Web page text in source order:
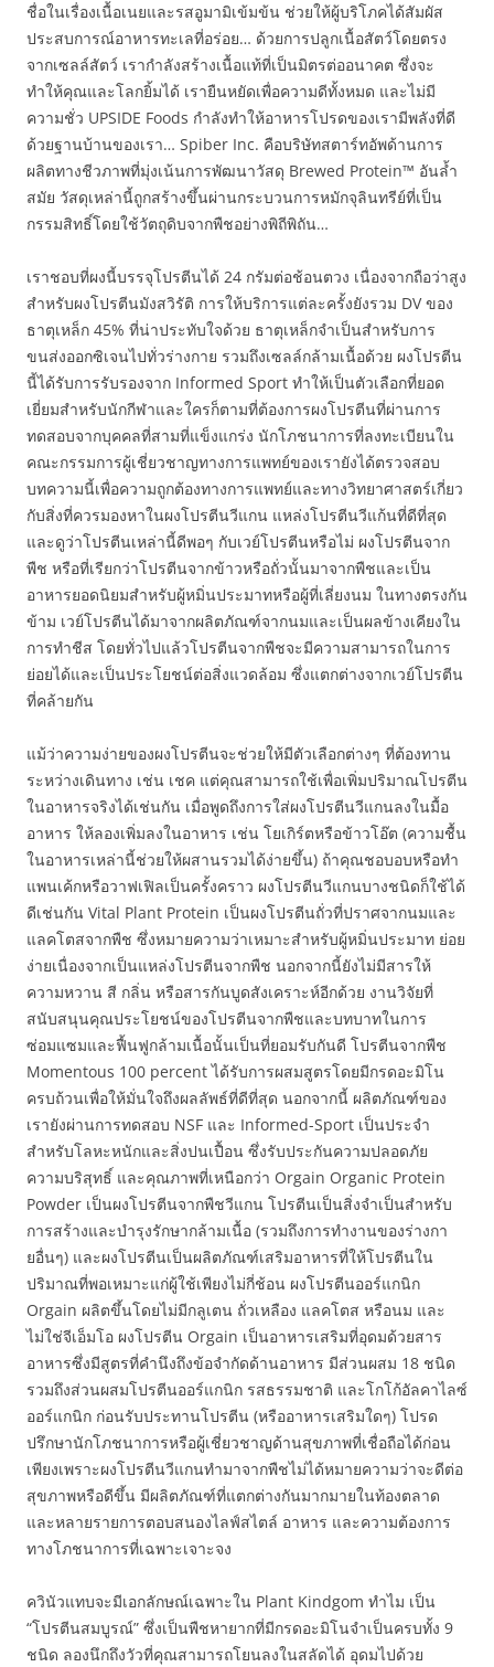
ชื่อในเรื่องเนื้อเนยและรสอูมามิเข้มข้น ช่วยให้ผู้บริโภคได้สัมผัส
ประสบการณ์อาหารทะเลที่อร่อย… ด้วยการปลูกเนื้อสัตว์โดยตรง
จากเซลล์สัตว์ เรากำลังสร้างเนื้อแท้ที่เป็นมิตรต่ออนาคต ซึ่งจะ
ทำให้คุณและโลกยิ้มได้ เรายืนหยัดเพื่อความดีทั้งหมด และไม่มี
ความชั่ว UPSIDE Foods กำลังทำให้อาหารโปรดของเรามีพลังที่ดี
ด้วยฐานบ้านของเรา… Spiber Inc. คือบริษัทสตาร์ทอัพด้านการ
ผลิตทางชีวภาพที่มุ่งเน้นการพัฒนาวัสดุ Brewed Protein™ อันล้ำ
สมัย วัสดุเหล่านี้ถูกสร้างขึ้นผ่านกระบวนการหมักจุลินทรีย์ที่เป็น
กรรมสิทธิ์โดยใช้วัตถุดิบจากพืชอย่างพิถีพิถัน…
เราชอบที่ผงนี้บรรจุโปรตีนได้ 24 กรัมต่อช้อนตวง เนื่องจากถือว่าสูง
สำหรับผงโปรตีนมังสวิรัติ การให้บริการแต่ละครั้งยังรวม DV ของ
ธาตุเหล็ก 45% ที่น่าประทับใจด้วย ธาตุเหล็กจำเป็นสำหรับการ
ขนส่งออกซิเจนไปทั่วร่างกาย รวมถึงเซลล์กล้ามเนื้อด้วย ผงโปรตีน
นี้ได้รับการรับรองจาก Informed Sport ทำให้เป็นตัวเลือกที่ยอด
เยี่ยมสำหรับนักกีฬาและใครก็ตามที่ต้องการผงโปรตีนที่ผ่านการ
ทดสอบจากบุคคลที่สามที่แข็งแกร่ง นักโภชนาการที่ลงทะเบียนใน
คณะกรรมการผู้เชี่ยวชาญทางการแพทย์ของเรายังได้ตรวจสอบ
บทความนี้เพื่อความถูกต้องทางการแพทย์และทางวิทยาศาสตร์เกี่ยว
กับสิ่งที่ควรมองหาในผงโปรตีนวีแกน แหล่งโปรตีนวีแก้นที่ดีที่สุด
และดูว่าโปรตีนเหล่านี้ดีพอๆ กับเวย์โปรตีนหรือไม่ ผงโปรตีนจาก
พืช หรือที่เรียกว่าโปรตีนจากข้าวหรือถั่วนั้นมาจากพืชและเป็น
อาหารยอดนิยมสำหรับผู้หมิ่นประมาทหรือผู้ที่เลี่ยงนม ในทางตรงกัน
ข้าม เวย์โปรตีนได้มาจากผลิตภัณฑ์จากนมและเป็นผลข้างเคียงใน
การทำชีส โดยทั่วไปแล้วโปรตีนจากพืชจะมีความสามารถในการ
ย่อยได้และเป็นประโยชน์ต่อสิ่งแวดล้อม ซึ่งแตกต่างจากเวย์โปรตีน
ที่คล้ายกัน
แม้ว่าความง่ายของผงโปรตีนจะช่วยให้มีตัวเลือกต่างๆ ที่ต้องทาน
ระหว่างเดินทาง เช่น เชค แต่คุณสามารถใช้เพื่อเพิ่มปริมาณโปรตีน
ในอาหารจริงได้เช่นกัน เมื่อพูดถึงการใส่ผงโปรตีนวีแกนลงในมื้อ
อาหาร ให้ลองเพิ่มลงในอาหาร เช่น โยเกิร์ตหรือข้าวโอ๊ต (ความชื้น
ในอาหารเหล่านี้ช่วยให้ผสานรวมได้ง่ายขึ้น) ถ้าคุณชอบอบหรือทำ
แพนเค้กหรือวาฟเฟิลเป็นครั้งคราว ผงโปรตีนวีแกนบางชนิดก็ใช้ได้
ดีเช่นกัน Vital Plant Protein เป็นผงโปรตีนถั่วที่ปราศจากนมและ
แลคโตสจากพืช ซึ่งหมายความว่าเหมาะสำหรับผู้หมิ่นประมาท ย่อย
ง่ายเนื่องจากเป็นแหล่งโปรตีนจากพืช นอกจากนี้ยังไม่มีสารให้
ความหวาน สี กลิ่น หรือสารกันบูดสังเคราะห์อีกด้วย งานวิจัยที่
สนับสนุนคุณประโยชน์ของโปรตีนจากพืชและบทบาทในการ
ซ่อมแซมและฟื้นฟูกล้ามเนื้อนั้นเป็นที่ยอมรับกันดี โปรตีนจากพืช
Momentous 100 percent ได้รับการผสมสูตรโดยมีกรดอะมิโน
ครบถ้วนเพื่อให้มั่นใจถึงผลลัพธ์ที่ดีที่สุด นอกจากนี้ ผลิตภัณฑ์ของ
เรายังผ่านการทดสอบ NSF และ Informed-Sport เป็นประจำ
สำหรับโลหะหนักและสิ่งปนเปื้อน ซึ่งรับประกันความปลอดภัย
ความบริสุทธิ์ และคุณภาพที่เหนือกว่า Orgain Organic Protein
Powder เป็นผงโปรตีนจากพืชวีแกน โปรตีนเป็นสิ่งจำเป็นสำหรับ
การสร้างและบำรุงรักษากล้ามเนื้อ (รวมถึงการทำงานของร่างกา
ยอื่นๆ) และผงโปรตีนเป็นผลิตภัณฑ์เสริมอาหารที่ให้โปรตีนใน
ปริมาณที่พอเหมาะแก่ผู้ใช้เพียงไม่กี่ช้อน ผงโปรตีนออร์แกนิก
Orgain ผลิตขึ้นโดยไม่มีกลูเตน ถั่วเหลือง แลคโตส หรือนม และ
ไม่ใช่จีเอ็มโอ ผงโปรตีน Orgain เป็นอาหารเสริมที่อุดมด้วยสาร
อาหารซึ่งมีสูตรที่คำนึงถึงข้อจำกัดด้านอาหาร มีส่วนผสม 18 ชนิด
รวมถึงส่วนผสมโปรตีนออร์แกนิก รสธรรมชาติ และโกโก้อัลคาไลซ์
ออร์แกนิก ก่อนรับประทานโปรตีน (หรืออาหารเสริมใดๆ) โปรด
ปรึกษานักโภชนาการหรือผู้เชี่ยวชาญด้านสุขภาพที่เชื่อถือได้ก่อน
เพียงเพราะผงโปรตีนวีแกนทำมาจากพืชไม่ได้หมายความว่าจะดีต่อ
สุขภาพหรือดีขึ้น มีผลิตภัณฑ์ที่แตกต่างกันมากมายในท้องตลาด
และหลายรายการตอบสนองไลฟ์สไตล์ อาหาร และความต้องการ
ทางโภชนาการที่เฉพาะเจาะจง
ควินัวแทบจะมีเอกลักษณ์เฉพาะใน Plant Kindgom ทำไม เป็น
“โปรตีนสมบูรณ์” ซึ่งเป็นพืชหายากที่มีกรดอะมิโนจำเป็นครบทั้ง 9
ชนิด ลองนึกถึงวัวที่คุณสามารถโยนลงในสลัดได้ อุดมไปด้วย